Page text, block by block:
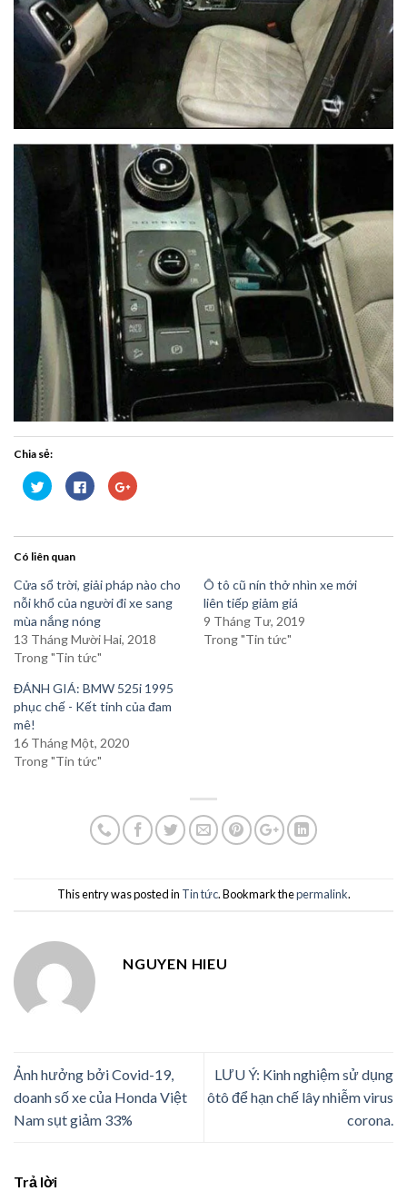
Chia sẻ:
Bấm
để
Twitter
in
window)
Nhấn
vào
Facebook
window)
Bấm
để
Google+
window)
Có liên quan
Cửa sổ trời, giải pháp nào cho
nỗi khổ của người đi xe sang
mùa nắng nóng
13 Tháng Mười Hai, 2018
Trong "Tin tức"
Ô tô cũ nín thở nhìn xe mới
liên tiếp giảm giá
9 Tháng Tư, 2019
Trong "Tin tức"
ĐÁNH GIÁ: BMW 525i 1995
phục chế - Kết tinh của đam
mê!
16 Tháng Một, 2020
Trong "Tin tức"
This entry was posted in Tin tức. Bookmark thepermalink.
NGUYEN HIEU
Ảnh hưởng bởi Covid-19,
doanh số xe của Honda Việt
Nam sụt giảm 33%
LƯU Ý: Kinh nghiệm sử dụng
ôtô để hạn chế lây nhiễm virus
corona.
Trả lời